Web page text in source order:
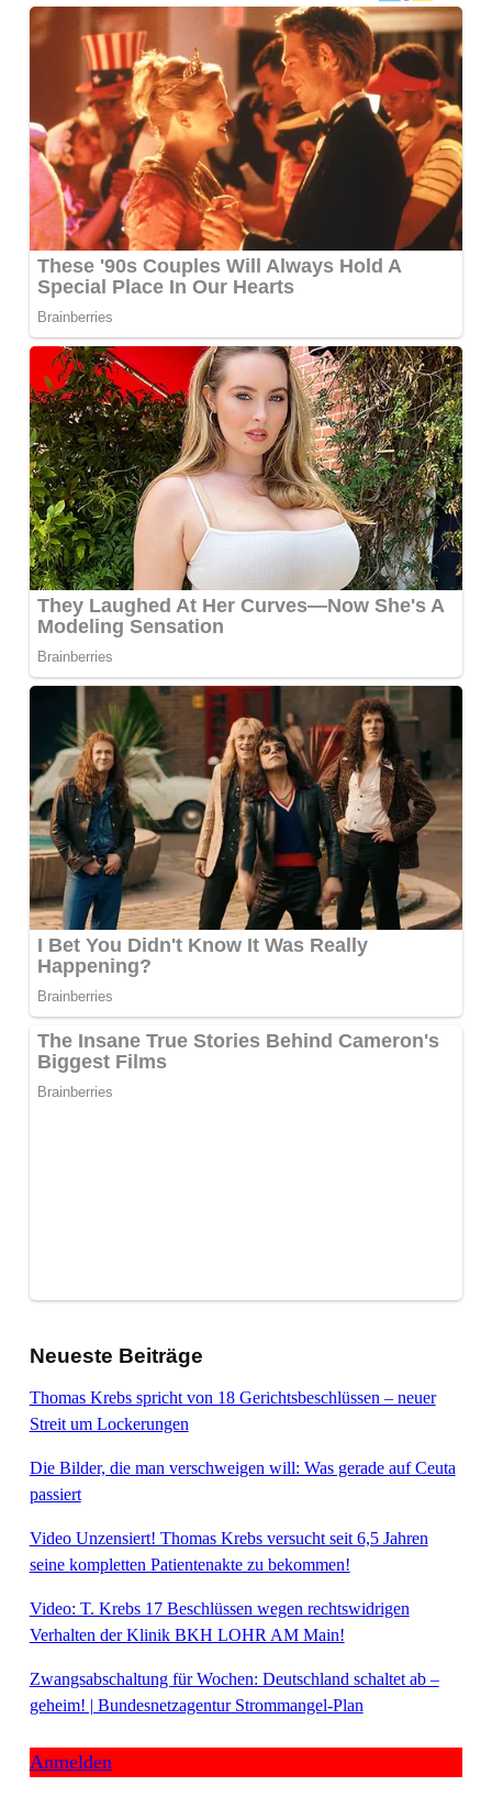
Neueste Beiträge
Thomas Krebs spricht von 18 Gerichtsbeschlüssen – neuer
Streit um Lockerungen
Die Bilder, die man verschweigen will: Was gerade auf Ceuta
passiert
Video Unzensiert! Thomas Krebs versucht seit 6,5 Jahren
seine kompletten Patientenakte zu bekommen!
Video: T. Krebs 17 Beschlüssen wegen rechtswidrigen
Verhalten der Klinik BKH LOHR AM Main!
Zwangsabschaltung für Wochen: Deutschland schaltet ab –
geheim! | Bundesnetzagentur Strommangel-Plan
Anmelden